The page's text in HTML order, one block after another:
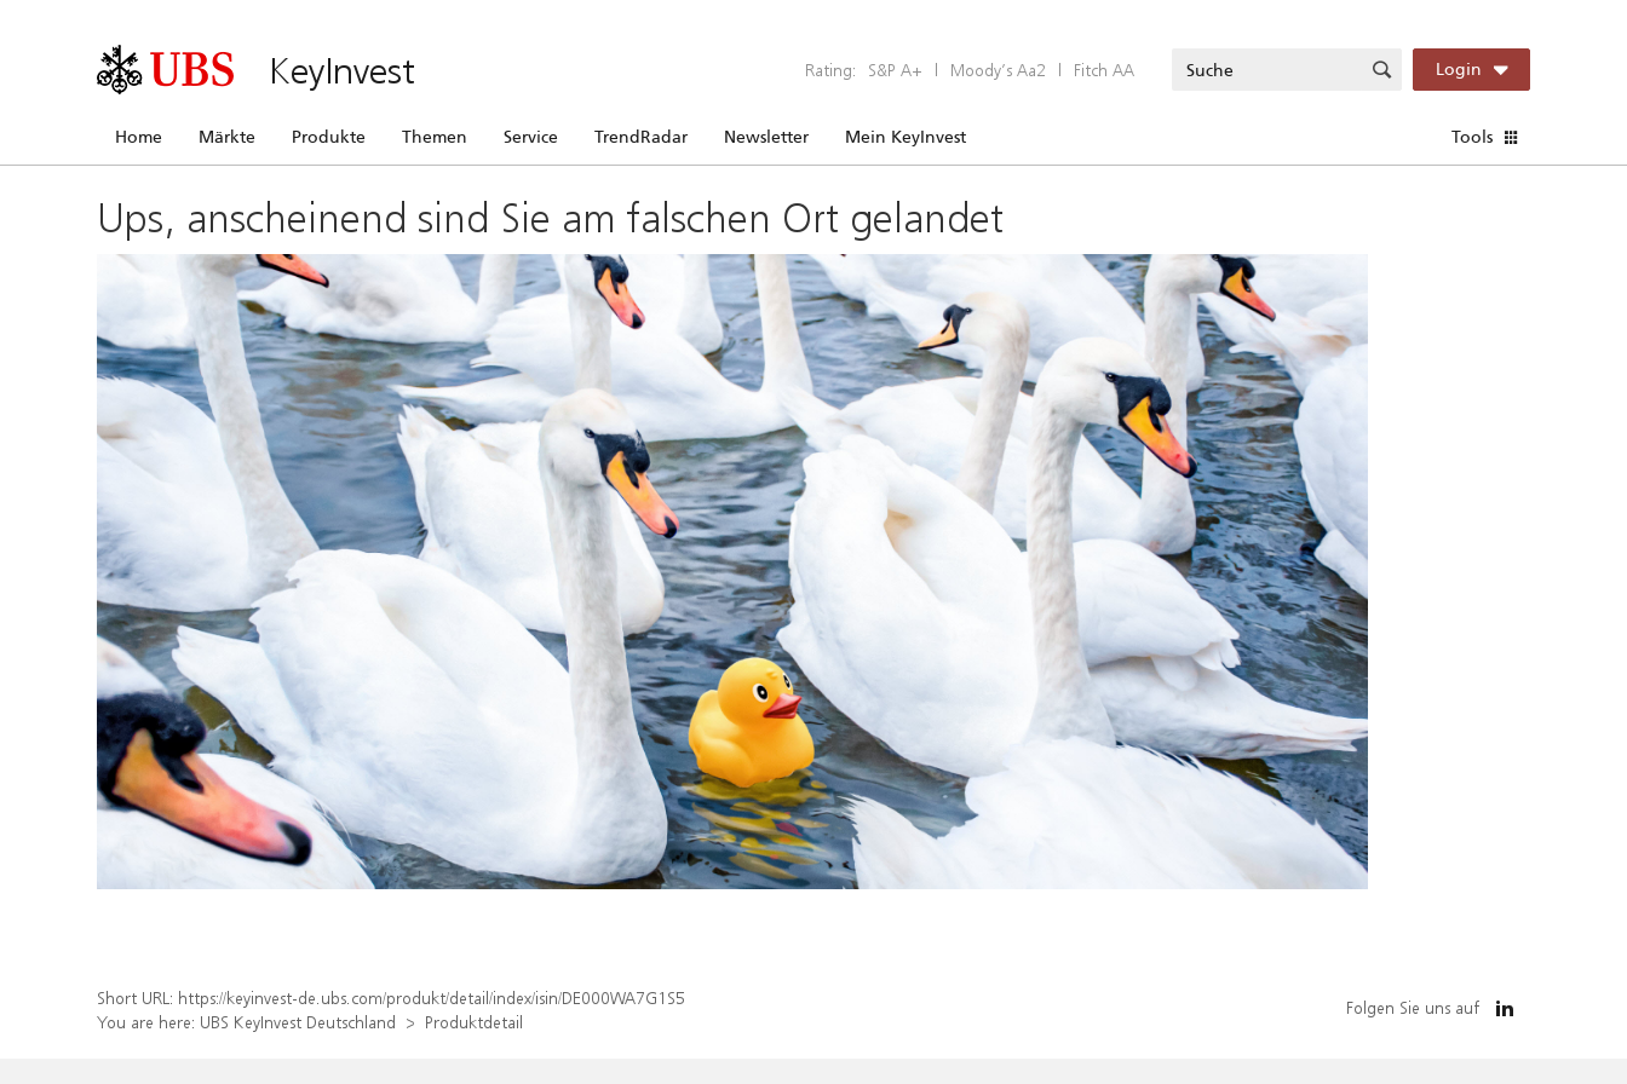
KeyInvest Rating: S&P A+ | Moody’s Aa2 | Fitch AA Login
Home Märkte Produkte Themen Service TrendRadar Newsletter Mein KeyInvest Tools
Ups, anscheinend sind Sie am falschen Ort gelandet
Short URL: https://keyinvest-de.ubs.com/produkt/detail/index/isin/DE000WA7G1S5
You are here: UBS KeyInvest Deutschland Produktdetail
Folgen Sie uns auf